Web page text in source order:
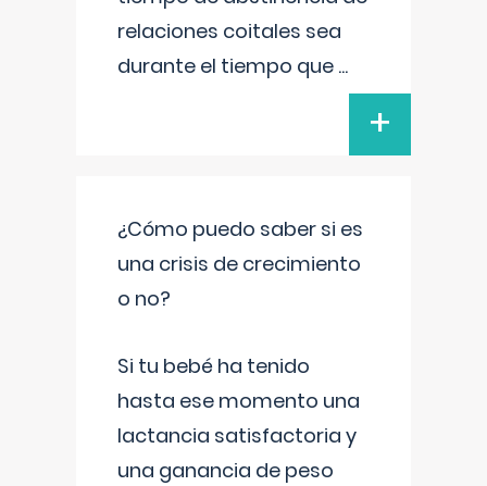
relaciones coitales sea
durante el tiempo que ...
+
¿Cómo puedo saber si es
una crisis de crecimiento
o no?
Si tu bebé ha tenido
hasta ese momento una
lactancia satisfactoria y
una ganancia de peso